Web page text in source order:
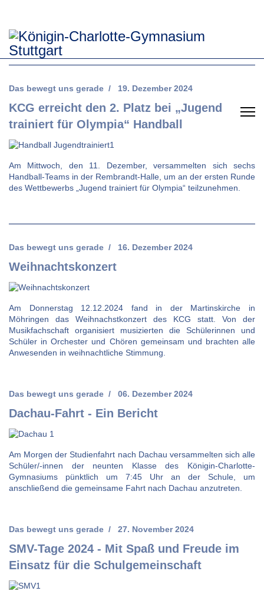
KCG erreicht den 2. Platz bei „Jugend
trainiert für Olympia“ Handball
Das bewegt uns gerade 19. Dezember 2024
Am Mittwoch, den 11. Dezember, versammelten sich sechs
Handball-Teams in der Rembrandt-Halle, um an der ersten Runde
des Wettbewerbs „Jugend trainiert für Olympia“ teilzunehmen.
Weihnachtskonzert
Das bewegt uns gerade 16. Dezember 2024
Am Donnerstag 12.12.2024 fand in der Martinskirche in
Möhringen das Weihnachstkonzert des KCG statt. Von der
Musikfachschaft organisiert musizierten die Schülerinnen und
Schüler in Orchester und Chören gemeinsam und brachten alle
Anwesenden in weihnachtliche Stimmung.
Dachau-Fahrt - Ein Bericht
Das bewegt uns gerade 06. Dezember 2024
Am Morgen der Studienfahrt nach Dachau versammelten sich alle
Schüler/-innen der neunten Klasse des Königin-Charlotte-
Gymnasiums pünktlich um 7:45 Uhr an der Schule, um
anschließend die gemeinsame Fahrt nach Dachau anzutreten.
SMV-Tage 2024 - Mit Spaß und Freude im
Einsatz für die Schulgemeinschaft
Das bewegt uns gerade 27. November 2024